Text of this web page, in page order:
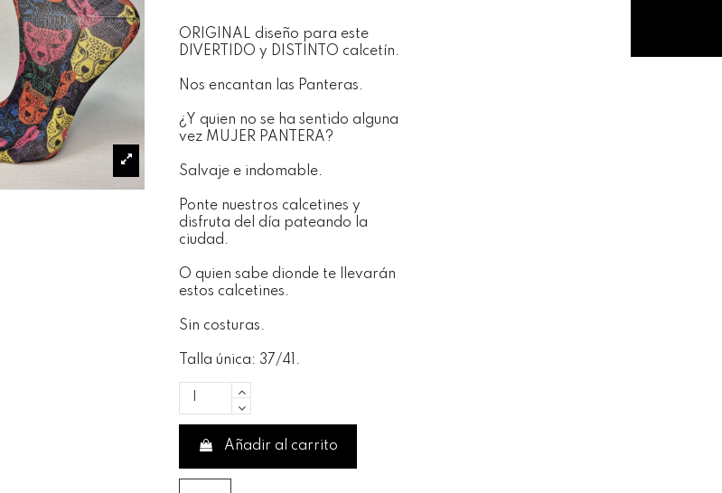
ORIGINAL diseño para este
DIVERTIDO y DISTINTO calcetín.
Nos encantan las Panteras.
¿Y quien no se ha sentido alguna
vez MUJER PANTERA?
Salvaje e indomable.
Ponte nuestros calcetines y
disfruta del día pateando la
ciudad.
O quien sabe dionde te llevarán
estos calcetines.
Sin costuras.
Talla única: 37/41.
Añadir al carrito